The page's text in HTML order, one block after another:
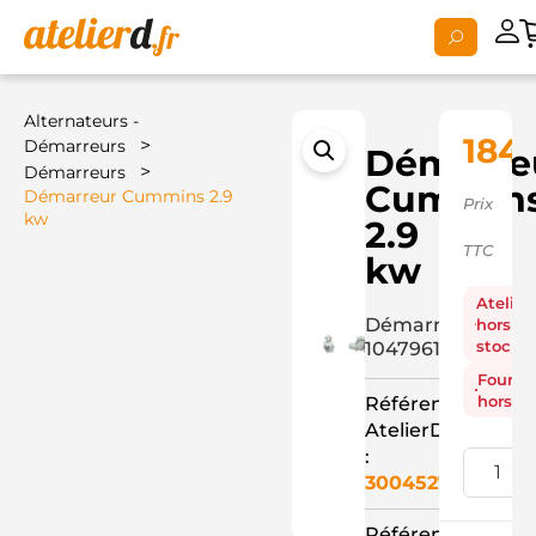
Alternateurs -
Démarreurs
>
Démarreurs >
Démarreur Cummins 2.9
kw
2.9
kw
Démarreur
10479617+
Référence
AtelierD
:
3004527
Prix
TTC
Atelier
hors
stock
hors